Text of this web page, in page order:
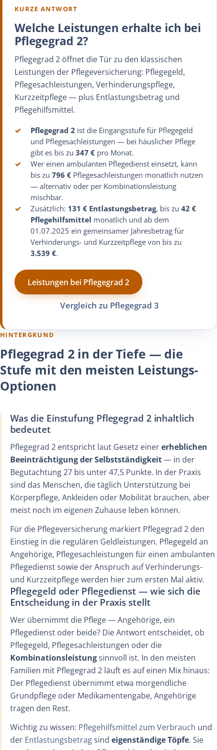
KURZE ANTWORT
Welche Leistungen erhalte ich bei
Pflegegrad 2?
Pflegegrad 2 öffnet die Tür zu den klassischen
Leistungen der Pflegeversicherung: Pflegegeld,
Pflegesachleistungen, Verhinderungspflege,
Kurzzeitpflege — plus Entlastungsbetrag und
Pflegehilfsmittel.
✓ Pflegegrad 2 ist die Eingangsstufe für Pflegegeld
und Pflegesachleistungen — bei häuslicher Pflege
gibt es bis zu347 € pro Monat.
✓
Wer einen ambulanten Pflegedienst einsetzt, kann
bis zu796 € Pflegesachleistungen monatlich nutzen
— alternativ oder per Kombinationsleistung
mischbar.
✓
Zusätzlich: 131 € Entlastungsbetrag, bis zu42 €
Pflegehilfsmittel monatlich und ab dem
01.07.2025 ein gemeinsamer Jahresbetrag für
Verhinderungs- und Kurzzeitpflege von bis zu
3.539 €.
Leistungen bei Pflegegrad 2
Vergleich zu Pflegegrad 3
HINTERGRUND
Pflegegrad 2 in der Tiefe — die
Stufe mit den meisten Leistungs-
Optionen
Was die Einstufung Pflegegrad 2 inhaltlich
bedeutet
Pflegegrad 2 entspricht laut Gesetz einererheblichen
Beeinträchtigung der Selbstständigkeit— in der
Begutachtung 27 bis unter 47,5 Punkte. In der Praxis
sind das Menschen, die täglich Unterstützung bei
Körperpflege, Ankleiden oder Mobilität brauchen, aber
meist noch im eigenen Zuhause leben können.
Für die Pflegeversicherung markiert Pflegegrad 2 den
Einstieg in die regulären Geldleistungen. Pflegegeld an
Angehörige, Pflegesachleistungen für einen ambulanten
Pflegedienst sowie der Anspruch auf Verhinderungs-
und Kurzzeitpflege werden hier zum ersten Mal aktiv.
Pflegegeld oder Pflegedienst — wie sich die
Entscheidung in der Praxis stellt
Wer übernimmt die Pflege — Angehörige, ein
Pflegedienst oder beide? Die Antwort entscheidet, ob
Pflegegeld, Pflegesachleistungen oder die
Kombinationsleistungsinnvoll ist. In den meisten
Familien mit Pflegegrad 2 läuft es auf einen Mix hinaus:
Der Pflegedienst übernimmt etwa morgendliche
Grundpflege oder Medikamentengabe, Angehörige
tragen den Rest.
Wichtig zu wissen: Pflegehilfsmittel zum Verbrauch und
der Entlastungsbetragsind eigenständige Töpfe. Sie